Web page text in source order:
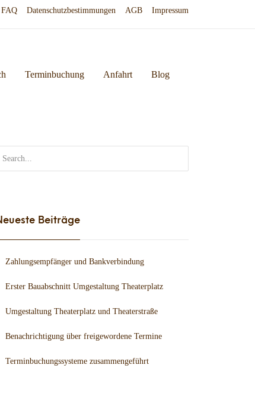
FAQ Datenschutzbestimmungen AGB Impressum
Terminbuchung Anfahrt Blog
Beiträge
Zahlungsempfänger und Bankverbindung
Erster Bauabschnitt Umgestaltung Theaterplatz
Umgestaltung Theaterplatz und Theaterstraße
Benachrichtigung über freigewordene Termine
Terminbuchungssysteme zusammengeführt